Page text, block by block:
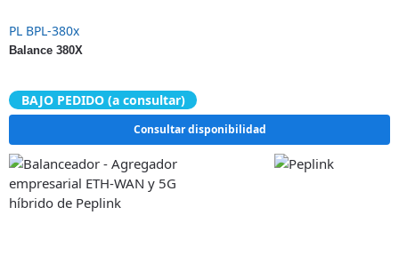
PL BPL-380x
Balance 380X
Consultar disponibilidad
BAJO PEDIDO (a consultar)